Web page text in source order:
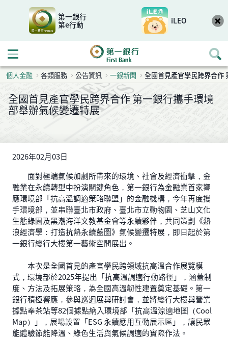
第一銀行
第e行動
iLEO
開啟行動選單
個人金融 各類服務 公告資訊 一銀新聞 全國首見產官學民跨界合作
全國首見產官學民跨界合作 第一銀行攜手環境
部舉辦氣候變遷特展
2026年02月03日
面對極端氣候加劇所帶來的環境、社會及經濟衝擊，金
融業在永續轉型中扮演關鍵角色，第一銀行為金融業首家響
應環境部「抗高溫調適策略聯盟」的金融機構，今年再度攜
手環境部，並串聯臺北市政府、臺北市立動物園、芝山文化
生態綠園及黑潮海洋文教基金會等永續夥伴，共同策劃《熱
浪經濟學：打造抗熱永續藍圖》氣候變遷特展，即日起於第
一銀行總行大樓第一藝術空間展出。
本次是全國首見的產官學民跨領域抗高溫合作展覽模
式，環境部於2025年提出「抗高溫調適行動路徑」，涵蓋制
度、方法及拓展策略，為全國高溫韌性建置奠定基礎。第一
銀行積極響應，參與巡迴展與研討會，並將總行大樓與營業
據點奉茶站等82個據點納入環境部「抗高溫涼適地圖（Cool
Map）」，展場設置「ESG 永續應用互動展示區」，讓民眾
能體驗節能降溫、綠色生活與氣候調適的實際作法。